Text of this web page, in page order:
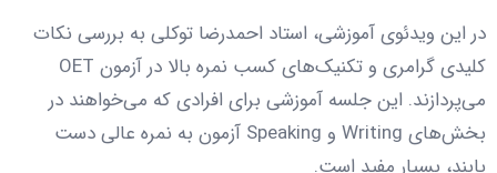
در این ویدئوی آموزشی، استاد احمدرضا توکلی به بررسی نکات
کلیدی گرامری و تکنیک‌های کسب نمره بالا در آزمون OET
می‌پردازند. این جلسه آموزشی برای افرادی که می‌خواهند در
بخش‌های Writing و Speaking آزمون به نمره عالی دست
یابند، بسیار مفید است.